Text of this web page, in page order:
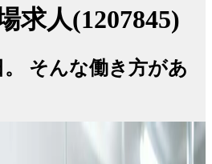
求人(1207845)
そんな働き方があ